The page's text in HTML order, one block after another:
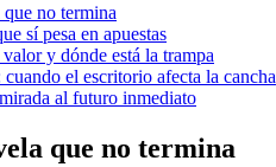
no termina
sí pesa en apuestas
y dónde está la trampa
el escritorio afecta la cancha
al futuro inmediato
que no termina